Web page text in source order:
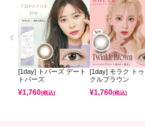
[1day] トパーズ デート
トパーズ
¥1,760(税込)
[1day] モラク ト
クルブラウン
¥1,760(税込)